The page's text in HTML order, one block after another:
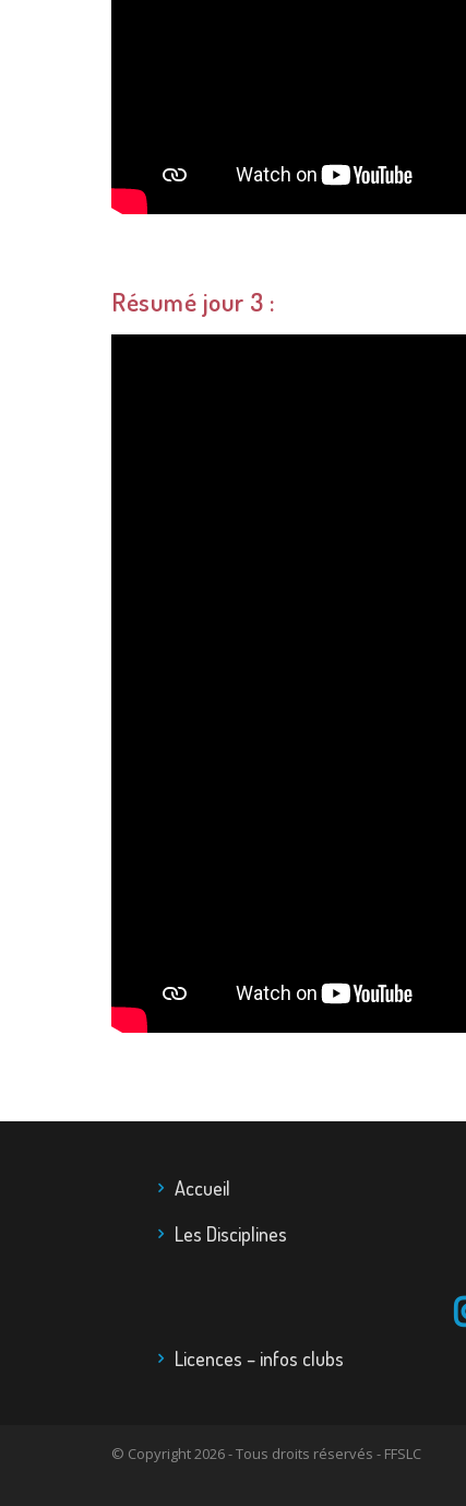
Résumé jour 3 :
Accueil
Les Disciplines
Licences – infos clubs
© Copyright 2026 - Tous droits réservés - FFSLC